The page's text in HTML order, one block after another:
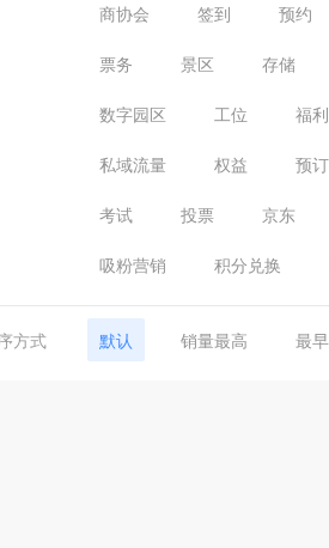
商协会 签到 预约
票务 景区 存储
数字园区 工位 福
私域流量 权益 预订
考试 投票 京东
吸粉营销 积分兑换
方式 默认 销量最高 最